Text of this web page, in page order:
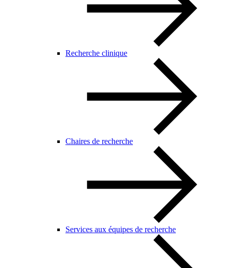
Recherche clinique
Chaires de recherche
Services aux équipes de recherche